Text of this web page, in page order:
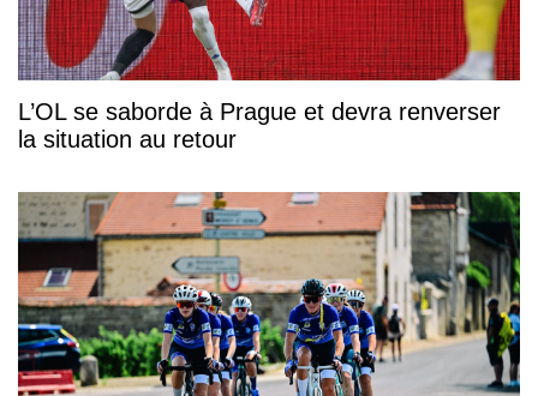
L’OL se saborde à Prague et devra renverser
la situation au retour